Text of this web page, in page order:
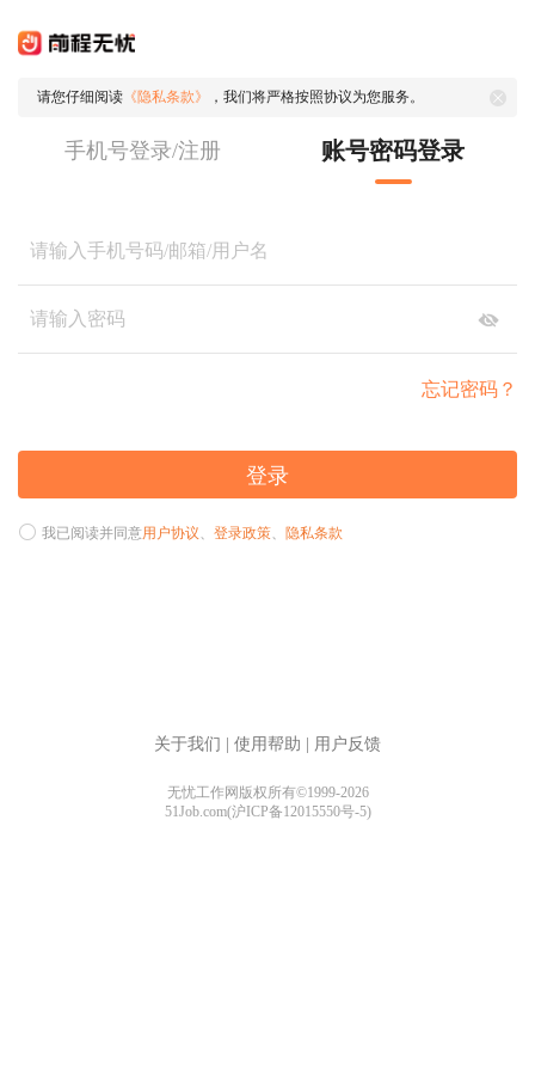
请您仔细阅读 《隐私条款》 ，我们将严格按照协议为您服务。
手机号登录/注册 账号密码登录
忘记密码？
登录
我已阅读并同意用户协议、 登录政策、 隐私条款
关于我们 使用帮助 用户反馈
无忧工作网版权所有©1999-2026
51Job.com(沪ICP备12015550号-5)